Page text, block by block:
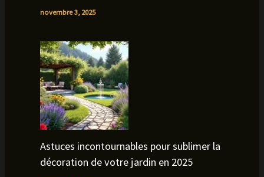
novembre 3, 2025
Astuces incontournables pour sublimer la
décoration de votre jardin en 2025